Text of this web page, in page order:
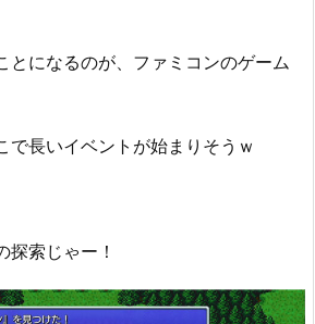
とになるのが、ファミコンのゲーム
で長いイベントが始まりそうｗ
探索じゃー！